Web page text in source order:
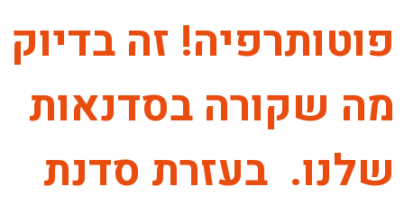
פוטותרפיה! זה בדיוק
מה שקורה בסדנאות
שלנו. בעזרת סדנת